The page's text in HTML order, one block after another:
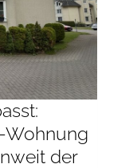
Wohnung
der